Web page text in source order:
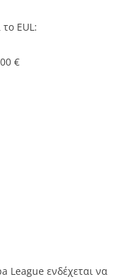
EUL:
€
League ενδέχεται να